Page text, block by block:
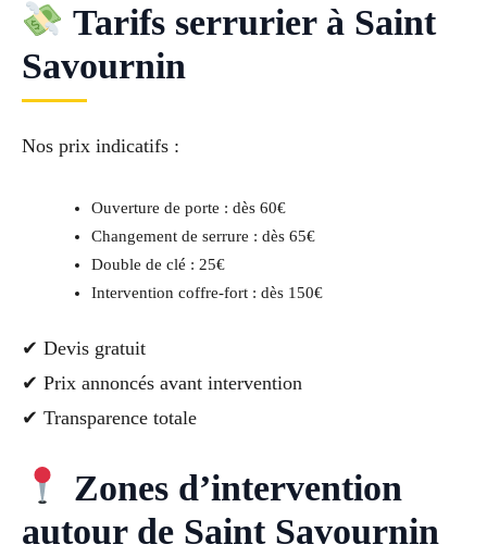
Tarifs serrurier à Saint
Savournin
Nos prix indicatifs :
Ouverture de porte : dès 60€
Changement de serrure : dès 65€
Double de clé : 25€
Intervention coffre-fort : dès 150€
✔ Devis gratuit
✔ Prix annoncés avant intervention
✔ Transparence totale
Zones d’intervention
autour de Saint Savournin